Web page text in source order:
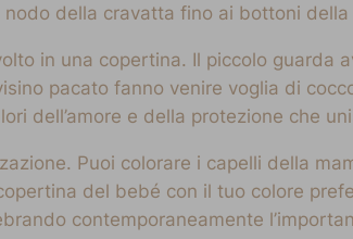
della cravatta fino ai bottoni della
in una copertina. Il piccolo guarda
pacato fanno venire voglia di
dell’amore e della protezione che
Puoi colorare i capelli della
del bebé con il tuo colore
contemporaneamente